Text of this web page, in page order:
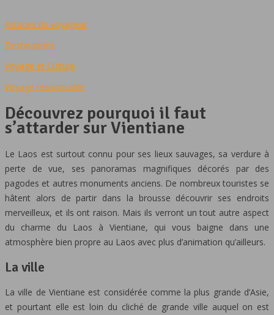
Astuces du voyageur
Destinations
Voyage et Culture
Voyage responsable
Découvrez pourquoi il faut
s’attarder sur Vientiane
Le Laos est surtout connu pour ses lieux sauvages, sa verdure à
perte de vue, ses panoramas magnifiques décorés par des
pagodes et autres monuments anciens. De nombreux touristes se
hâtent alors de partir dans la brousse découvrir ses endroits
merveilleux, et ils ont raison. Mais ils verront un tout autre aspect
du charme du Laos à Vientiane, qui vous baigne dans une
atmosphère bien propre au Laos avec plus d’animation qu’ailleurs.
La ville
La ville de Vientiane est considérée comme la plus grande d’Asie,
et pourtant elle est loin du cliché de grande ville auquel on est